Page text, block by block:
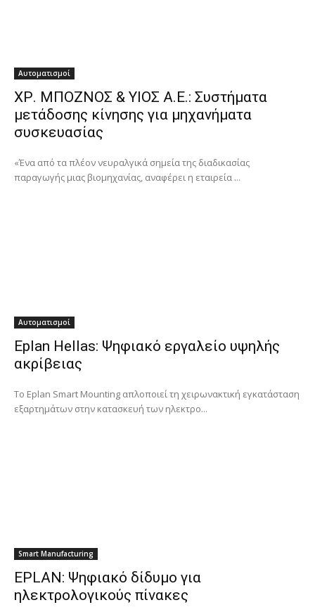
Αυτοματισμοί
ΧΡ. ΜΠΟΖΝΟΣ & ΥΙΟΣ A.E.: Συστήματα
μετάδοσης κίνησης για μηχανήματα
συσκευασίας
«Ένα από τα πλέον νευραλγικά σημεία της διαδικασίας
παραγωγής μιας βιομηχανίας, αναφέρει η εταιρεία ...
Αυτοματισμοί
Eplan Hellas: Ψηφιακό εργαλείο υψηλής
ακρίβειας
Το Eplan Smart Mounting απλοποιεί τη χειρωνακτική εγκατάσταση
εξαρτημάτων στην κατασκευή των ηλεκτρο...
Smart Manufacturing
EPLAN: Ψηφιακό δίδυμο για
ηλεκτρολογικούς πίνακες